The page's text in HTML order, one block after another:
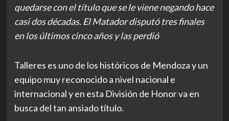
quedarse con el título que se le viene negando hace
casi dos décadas. El Matador disputó tres finales
en los últimos cinco años y las perdió
Talleres es uno de los históricos de Mendoza y un
equipo muy reconocido a nivel nacional e
internacional y en esta División de Honor va en
busca del tan ansiado título.